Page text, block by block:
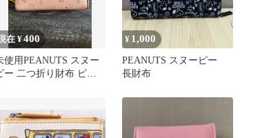
在 ¥400
使用PEANUTS スヌー
ー 二つ折り財布 ピン
¥ 1,000
PEANUTS スヌーピー
長財布